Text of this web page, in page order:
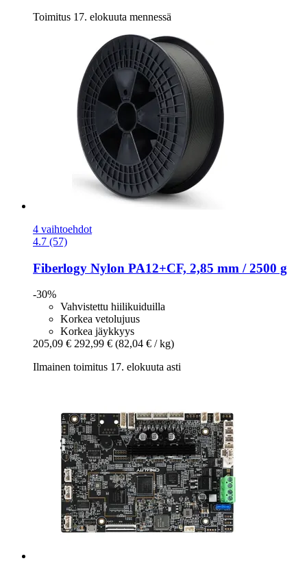
Toimitus 17. elokuuta mennessä
4 vaihtoehdot
4.7 (57)
Fiberlogy Nylon PA12+CF, 2,85 mm / 2500 g
-30%
Vahvistettu hiilikuiduilla
Korkea vetolujuus
Korkea jäykkyys
205,09 € 292,99 € (82,04 € / kg)
Ilmainen toimitus 17. elokuuta asti